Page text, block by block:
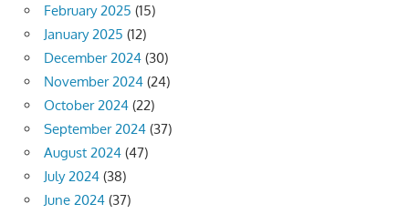
February 2025 (15)
January 2025 (12)
December 2024 (30)
November 2024 (24)
October 2024 (22)
September 2024 (37)
August 2024 (47)
July 2024 (38)
June 2024 (37)